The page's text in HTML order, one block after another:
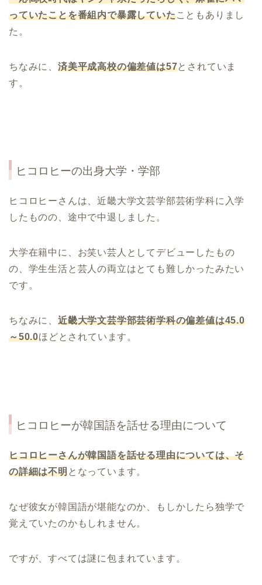
っていたことを番組内で暴露していたこともありまし
た。
ちなみに、 済美平成高校の偏差値は57とされていま
す。
ヒコロヒーの出身大学・学部
ヒコロヒーさんは、近畿大学文芸学部芸術学科に入学
したものの、途中で中退しました。
大学在籍中に、お笑い芸人としてデビューしたもの
の、学生生活と芸人の両立はとても難しかったみたい
です。
ちなみに、 近畿大学文芸学部芸術学科の偏差値は45.0
～50.0ほどとされています。
ヒコロヒーが韓国語を話せる理由について
ヒコロヒーさんが韓国語を話せる理由については、そ
の詳細は不明となっています。
なぜ彼女が韓国語が堪能なのか、もしかしたら独学で
覚えていたのかもしれません。
ですが、すべては謎に包まれています。